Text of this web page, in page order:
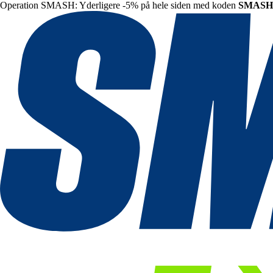
Operation SMASH: Yderligere -5% på hele siden med koden